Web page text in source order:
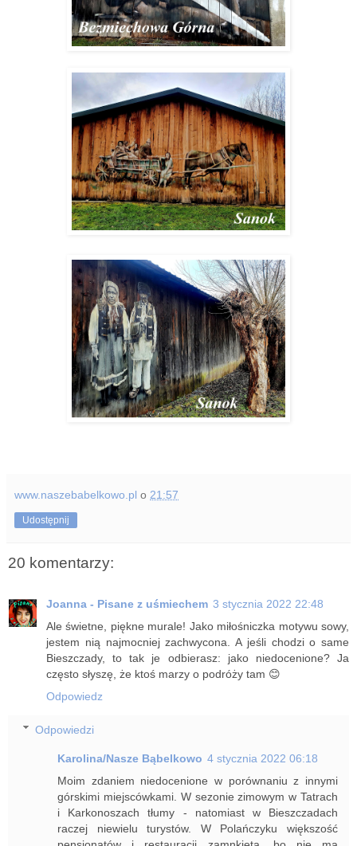
www.naszebabelkowo.pl o 21:57
Udostępnij
20 komentarzy:
Joanna - Pisane z uśmiechem 3 stycznia 2022 22:48
Ale świetne, piękne murale! Jako miłośniczka motywu sowy,
jestem nią najmocniej zachwycona. A jeśli chodzi o same
Bieszczady, to tak je odbierasz: jako niedocenione? Ja
często słyszę, że ktoś marzy o podróży tam 😊
Odpowiedz
Odpowiedzi
Karolina/Nasze Bąbelkowo 4 stycznia 2022 06:18
Moim zdaniem niedocenione w porównaniu z innymi
górskimi miejscówkami. W sezonie zimowym w Tatrach
i Karkonoszach tłumy - natomiast w Bieszczadach
raczej niewielu turystów. W Polańczyku większość